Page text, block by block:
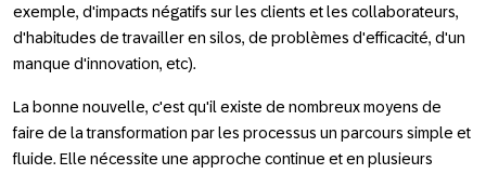
exemple, d'impacts négatifs sur les clients et les collaborateurs,
d'habitudes de travailler en silos, de problèmes d'efficacité, d'un
manque d'innovation, etc).
La bonne nouvelle, c'est qu'il existe de nombreux moyens de
faire de la transformation par les processus un parcours simple et
fluide. Elle nécessite une approche continue et en plusieurs